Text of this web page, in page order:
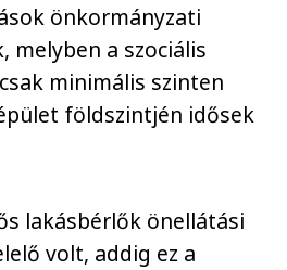
önkormányzati
melyben a szociális
minimális szinten
földszintjén idősek
lakásbérlők önellátási
volt, addig ez a